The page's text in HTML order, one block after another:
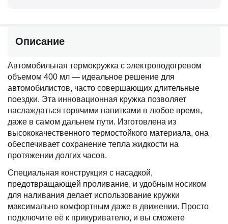
Описание
Автомобильная термокружка с электроподогревом
объемом 400 мл — идеальное решение для
автомобилистов, часто совершающих длительные
поездки. Эта инновационная кружка позволяет
наслаждаться горячими напитками в любое время,
даже в самом дальнем пути. Изготовлена из
высококачественного термостойкого материала, она
обеспечивает сохранение тепла жидкости на
протяжении долгих часов.
Специальная конструкция с насадкой,
предотвращающей проливание, и удобным носиком
для наливания делает использование кружки
максимально комфортным даже в движении. Просто
подключите её к прикуривателю, и вы сможете